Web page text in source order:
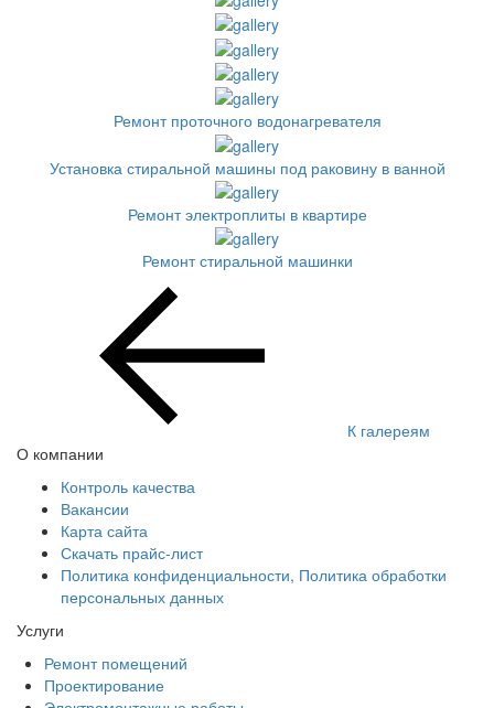
Ремонт проточного водонагревателя
Установка стиральной машины под раковину в ванной
Ремонт электроплиты в квартире
Ремонт стиральной машинки
К галереям
О компании
Контроль качества
Вакансии
Карта сайта
Скачать прайс-лист
Политика конфиденциальности, Политика обработки
персональных данных
Услуги
Ремонт помещений
Проектирование